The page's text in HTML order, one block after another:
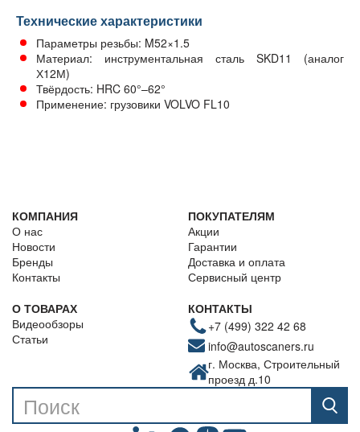
Технические характеристики
Параметры резьбы: M52×1.5
Материал: инструментальная сталь SKD11 (аналог
Х12М)
Твёрдость: HRC 60°–62°
Применение: грузовики VOLVO FL10
КОМПАНИЯ
О нас
Новости
Бренды
Контакты
ПОКУПАТЕЛЯМ
Акции
Гарантии
Доставка и оплата
Сервисный центр
О ТОВАРАХ
Видеообзоры
Статьи
КОНТАКТЫ
+7 (499) 322 42 68
info@autoscaners.ru
г. Москва, Строительный
проезд д.10